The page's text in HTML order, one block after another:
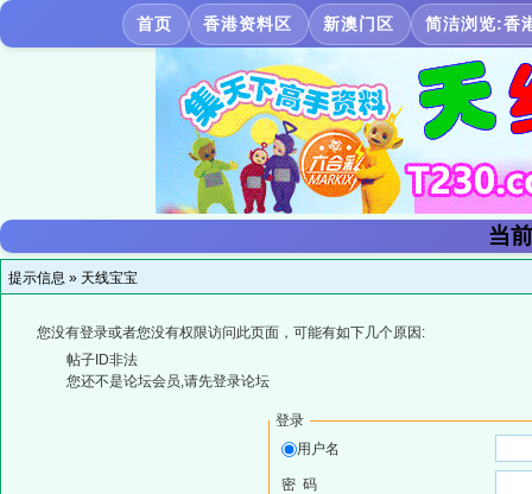
首页 香港资料区 新澳门区 简洁浏览:香
当
提示信息 » 天线宝宝
您没有登录或者您没有权限访问此页面，可能有如下几个原因:
帖子ID非法
您还不是论坛会员,请先登录论坛
登录
用户名
密 码